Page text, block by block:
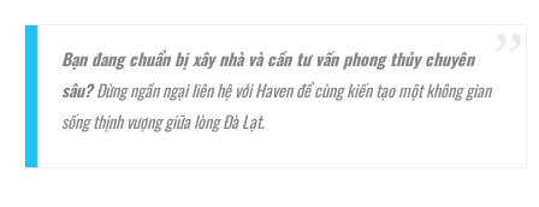
Bạn đang chuẩn bị xây nhà và cần tư vấn phong thủy chuyên
sâu?Đừng ngần ngại liên hệ với Haven để cùng kiến tạo một không gian
sống thịnh vượng giữa lòng Đà Lạt.